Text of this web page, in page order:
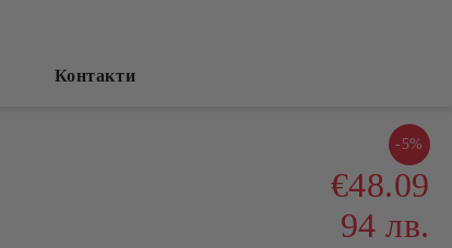
Контакти
-5%
€48.09
94 лв.